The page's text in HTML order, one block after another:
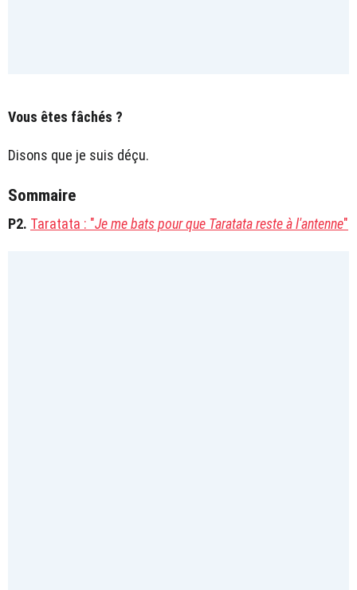
Vous êtes fâchés ?
Disons que je suis déçu.
Sommaire
P2. Taratata : "Je me bats pour que Taratata reste à l'antenne"